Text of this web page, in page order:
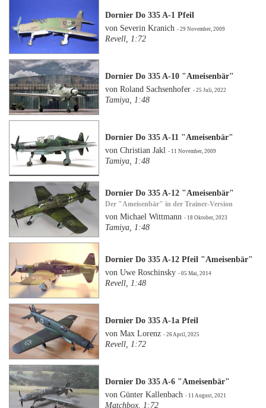
Dornier Do 335 A-1 Pfeil
von Severin Kranich- 29 November, 2009
Revell, 1:72
Dornier Do 335 A-10 "Ameisenbär"
von Roland Sachsenhofer- 25 Juli, 2022
Tamiya, 1:48
Dornier Do 335 A-11 "Ameisenbär"
von Christian Jakl- 11 November, 2009
Tamiya, 1:48
Dornier Do 335 A-12 "Ameisenbär"
Der "Ameisenbär" in der Trainer-Version
von Michael Wittmann- 18 Oktober, 2023
Tamiya, 1:48
Dornier Do 335 A-12 Pfeil "Ameisenbär"
von Uwe Roschinsky- 05 Mai, 2014
Revell, 1:48
Dornier Do 335 A-1a Pfeil
von Max Lorenz- 26 April, 2025
Revell, 1:72
Dornier Do 335 A-6 "Ameisenbär"
von Günter Kallenbach- 11 August, 2021
Matchbox, 1:72